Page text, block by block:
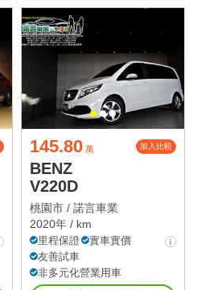
145.80 萬 加入比較
BENZ
V220D
桃園市 / 諾言車業
2020年 / km
里程保證
實車實價
友善試車
非多元化營業用車